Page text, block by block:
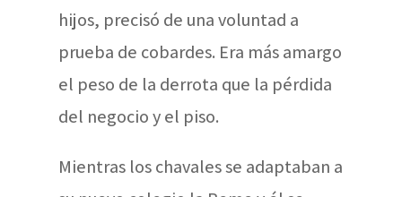
hijos, precisó de una voluntad a
prueba de cobardes. Era más amargo
el peso de la derrota que la pérdida
del negocio y el piso.
Mientras los chavales se adaptaban a